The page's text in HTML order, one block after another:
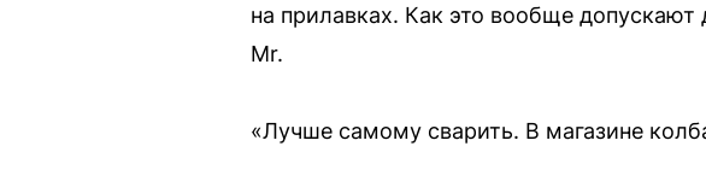
на прилавках. Как это вообще
Mr.
«Лучше самому сварить. В магазине